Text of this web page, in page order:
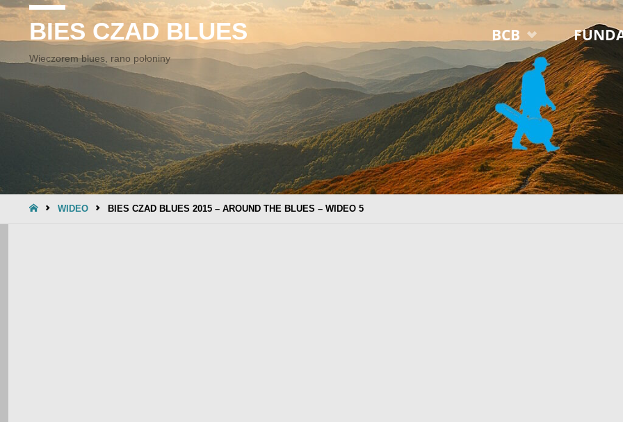
BIES CZAD BLUES
Wieczorem blues, rano połoniny
Przejdź
do
treści
BCB
STRONA
WIDEO BIES CZAD BLUES 2015 – AROUND THE BLUES – WIDEO 5